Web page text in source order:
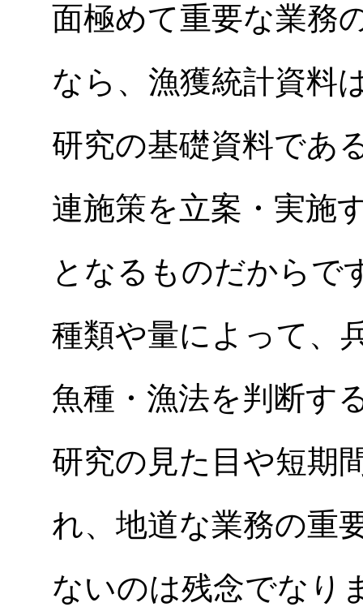
面極めて重要な業務
なら、漁獲統計資料
研究の基礎資料であ
連施策を立案・実施
となるものだからで
種類や量によって、
魚種・漁法を判断す
研究の見た目や短期
れ、地道な業務の重
ないのは残念でなり